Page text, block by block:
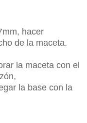
hacer
de la maceta.
la maceta con el
la base con la